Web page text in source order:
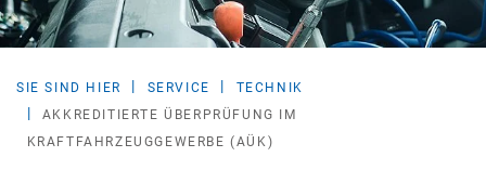
SIE SIND HIER SERVICE
TECHNIK
AKKREDITIERTE ÜBERPRÜFUNG IM
KRAFTFAHRZEUGGEWERBE (AÜK)